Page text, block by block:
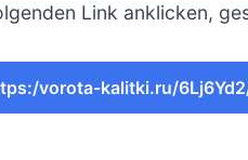
Link anklicken,
vorota-kalitki.ru/